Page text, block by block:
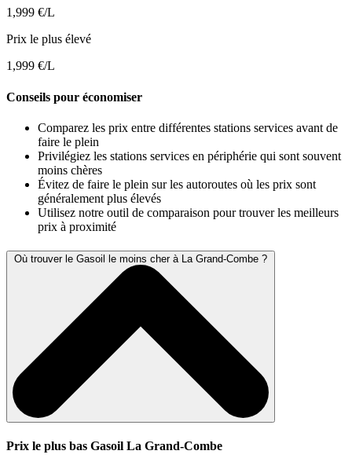
1,999 €/L
Prix le plus élevé
1,999 €/L
Conseils pour économiser
Comparez les prix entre différentes stations services avant de
faire le plein
Privilégiez les stations services en périphérie qui sont souvent
moins chères
Évitez de faire le plein sur les autoroutes où les prix sont
généralement plus élevés
Utilisez notre outil de comparaison pour trouver les meilleurs
prix à proximité
Où trouver le Gasoil le moins cher à La Grand-Combe ?
Prix le plus bas Gasoil La Grand-Combe